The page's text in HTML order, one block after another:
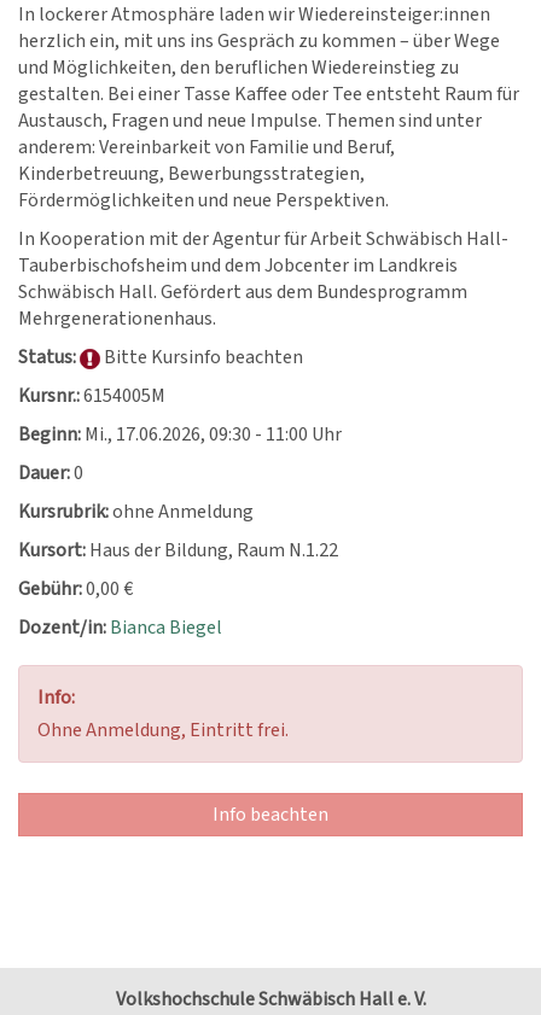
In lockerer Atmosphäre laden wir Wiedereinsteiger:innen
herzlich ein, mit uns ins Gespräch zu kommen – über Wege
und Möglichkeiten, den beruflichen Wiedereinstieg zu
gestalten. Bei einer Tasse Kaffee oder Tee entsteht Raum für
Austausch, Fragen und neue Impulse. Themen sind unter
anderem: Vereinbarkeit von Familie und Beruf,
Kinderbetreuung, Bewerbungsstrategien,
Fördermöglichkeiten und neue Perspektiven.
In Kooperation mit der Agentur für Arbeit Schwäbisch Hall-
Tauberbischofsheim und dem Jobcenter im Landkreis
Schwäbisch Hall. Gefördert aus dem Bundesprogramm
Mehrgenerationenhaus.
Status:
Bitte Kursinfo beachten
Kursnr.:6154005M
Beginn:Mi., 17.06.2026, 09:30 - 11:00 Uhr
Dauer:0
Kursrubrik:ohne Anmeldung
Kursort:Haus der Bildung, Raum N.1.22
Gebühr:0,00 €
Dozent/in:Bianca Biegel
Info:
Ohne Anmeldung, Eintritt frei.
Info beachten
Volkshochschule Schwäbisch Hall e. V.